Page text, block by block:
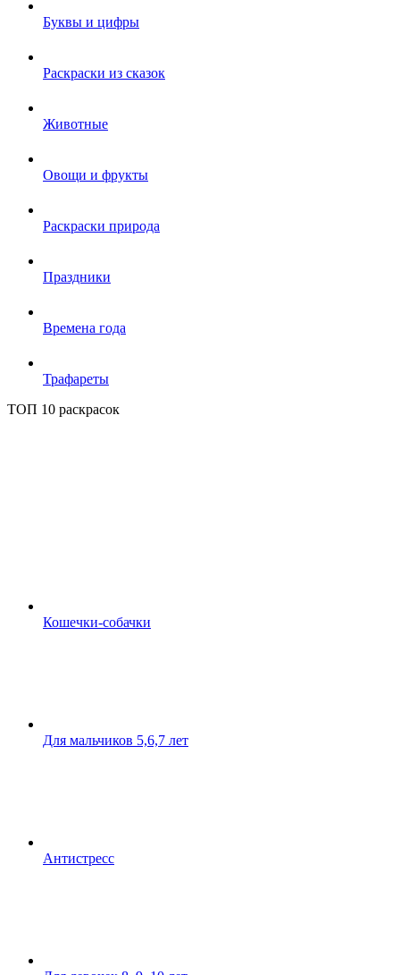
Буквы и цифры
Раскраски из сказок
Животные
Овощи и фрукты
Раскраски природа
Праздники
Времена года
Трафареты
ТОП 10 раскрасок
Кошечки-собачки
Для мальчиков 5,6,7 лет
Антистресс